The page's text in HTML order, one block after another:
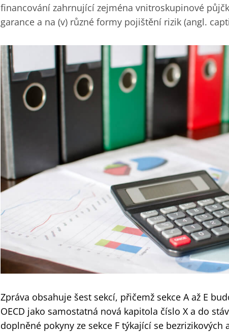
financování zahrnující zejména vnitroskupinové
garance a na (v) různé formy pojištění rizik (angl.
Zpráva obsahuje šest sekcí, přičemž sekce A až E
OECD jako samostatná nová kapitola číslo X a do
doplněné pokyny ze sekce F týkající se bezrizikových